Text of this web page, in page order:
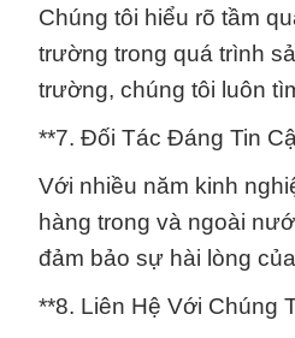
Chúng tôi hiểu rõ tầm
trường trong quá trình
trường, chúng tôi luôn
**7. Đối Tác Đáng Tin
Với nhiều năm kinh
hàng trong và ngoài
đảm bảo sự hài lòng
**8. Liên Hệ Với Chúng